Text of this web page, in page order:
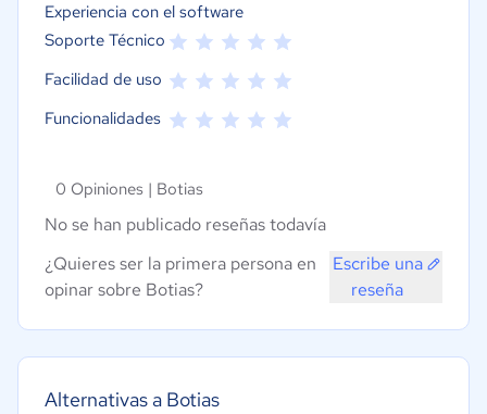
Alternativas a Botias
Experiencia con el software
Soporte Técnico
Facilidad de uso
Funcionalidades
0 Opiniones | Botias
No se han publicado reseñas todavía
¿Quieres ser la primera persona en
opinar sobre Botias?
Escribe una
reseña